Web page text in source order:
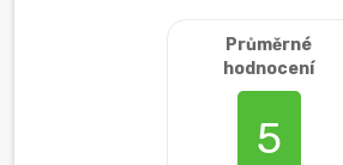
Průměrné
hodnocení
5